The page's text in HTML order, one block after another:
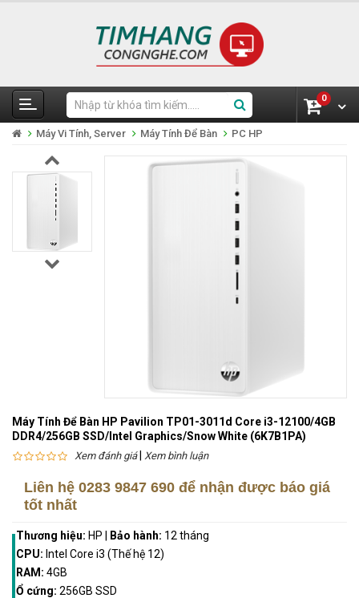
0
Máy Vi Tính, Server Máy Tính Để Bàn PC HP
Máy Tính Để Bàn HP Pavilion TP01-3011d Core i3-12100/4GB
DDR4/256GB SSD/Intel Graphics/Snow White (6K7B1PA)
Xem đánh giá| Xem bình luận
Liên hệ 0283 9847 690 để nhận được báo giá
tốt nhất
Thương hiệu: HP Bảo hành: 12 tháng
CPU: Intel Core i3 (Thế hệ 12)
RAM: 4GB
Ổ cứng: 256GB SSD